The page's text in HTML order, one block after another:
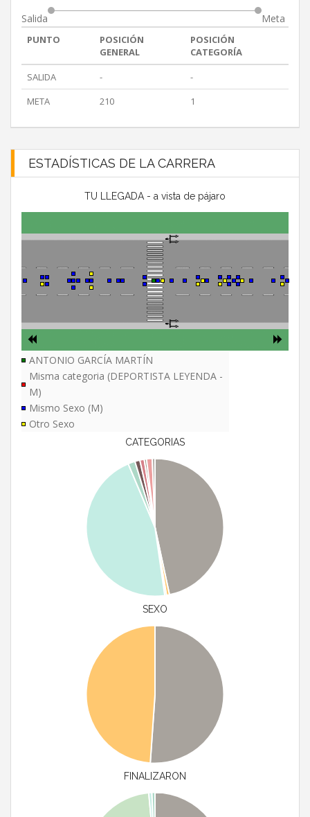
Salida Meta
PUNTO
POSICIÓN
GENERAL
POSICIÓN
CATEGORÍA
SALIDA
-
-
META
210 1
ESTADÍSTICAS DE LA CARRERA
TU LLEGADA - a vista de pájaro
ANTONIO GARCÍA MARTÍN
Misma categoria (DEPORTISTA LEYENDA -
M)
Mismo Sexo (M)
Otro Sexo
CATEGORIAS
SEXO
FINALIZARON